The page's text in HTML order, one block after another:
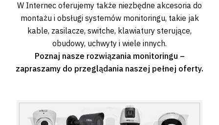
W Internec oferujemy także niezbędne akcesoria do
montażu i obsługi systemów monitoringu, takie jak
kable, zasilacze, switche, klawiatury sterujące,
obudowy, uchwyty i wiele innych.
Poznaj nasze rozwiązania monitoringu –
zapraszamy do przeglądania naszej pełnej oferty.